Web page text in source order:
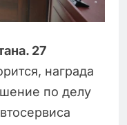
27
награда
по делу